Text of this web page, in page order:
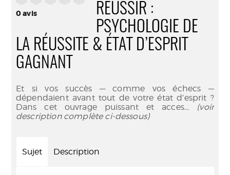
0avis
RÉUSSIR :
PSYCHOLOGIE DE
LA RÉUSSITE & ÉTAT D’ESPRIT
GAGNANT
Et si vos succès — comme vos échecs —
dépendaient avant tout de votre état d’esprit ?
Dans cet ouvrage puissant et acces... (voir
description complète ci-dessous)
Sujet Description